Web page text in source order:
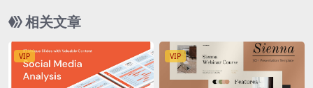
相关文章
VIP VIP